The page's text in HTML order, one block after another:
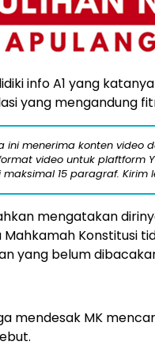
info A1 yang
yang mengandung
ini menerima konten video
video untuk plaftform
15 paragraf. Kirim
mengatakan
Mahkamah Konstitusi
yang belum
mendesak MK